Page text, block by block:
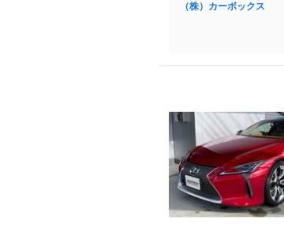
（株）カーボックス